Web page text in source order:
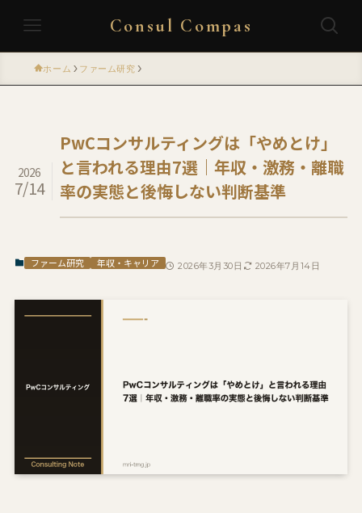
Consul Compas
ホーム ファーム研究
PwCコンサルティングは「やめとけ」
と言われる理由7選｜年収・激務・離職
率の実態と後悔しない判断基準
2026
7/14
ファーム研究 年収・キャリア 2026年3月30日 2026年7月14日